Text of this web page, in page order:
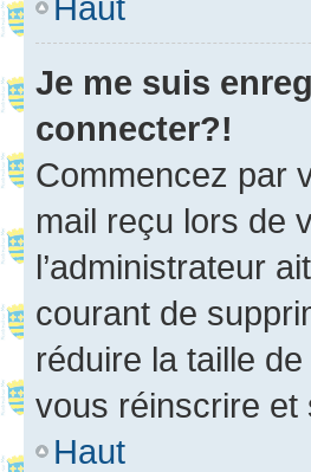
Je me suis
connecter?!
Commencez par
mail reçu lors de
l’administrateur
courant de
réduire la taille
vous réinscrire et
Haut